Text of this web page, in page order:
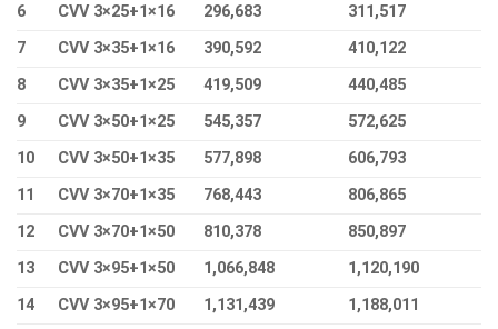
6
CVV 3×25+1×16 296,683
311,517
7
CVV 3×35+1×16 390,592
410,122
8
CVV 3×35+1×25 419,509
440,485
9
CVV 3×50+1×25 545,357
572,625
10
CVV 3×50+1×35 577,898
606,793
11
CVV 3×70+1×35 768,443
806,865
12
CVV 3×70+1×50 810,378
850,897
13
CVV 3×95+1×50 1,066,848
1,120,190
14
CVV 3×95+1×70 1,131,439
1,188,011